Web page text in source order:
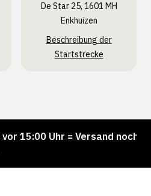
De Star 25, 1601 MH
Enkhuizen
Beschreibung der
Startstrecke
Uhr = Versand noch am